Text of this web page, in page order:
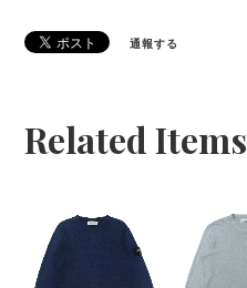
通報する
Related Items